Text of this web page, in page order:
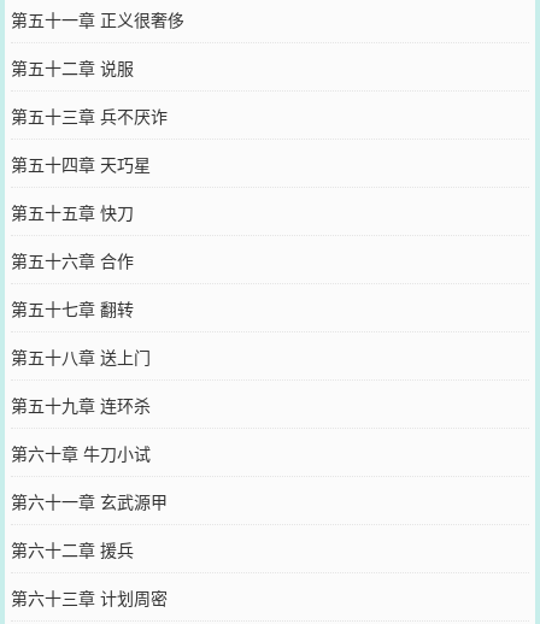
第五十一章 正义很奢侈
第五十二章 说服
第五十三章 兵不厌诈
第五十四章 天巧星
第五十五章 快刀
第五十六章 合作
第五十七章 翻转
第五十八章 送上门
第五十九章 连环杀
第六十章 牛刀小试
第六十一章 玄武源甲
第六十二章 援兵
第六十三章 计划周密